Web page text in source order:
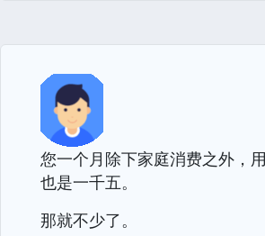
您一个月除下家庭消费之外，
也是一千五。
那就不少了。